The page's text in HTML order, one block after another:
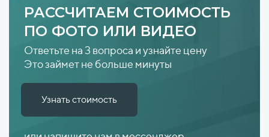
РАССЧИТАЕМ СТОИМОСТЬ
ПО ФОТО ИЛИ ВИДЕО
Ответьте на 3 вопроса и узнайте цену
Это займет не больше минуты
Узнать стоимость